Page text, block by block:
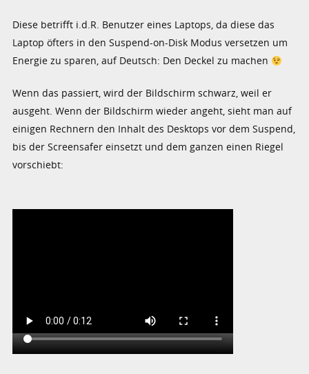
Diese betrifft i.d.R. Benutzer eines Laptops, da diese das
Laptop öfters in den Suspend-on-Disk Modus versetzen um
Energie zu sparen, auf Deutsch: Den Deckel zu machen
Wenn das passiert, wird der Bildschirm schwarz, weil er
ausgeht. Wenn der Bildschirm wieder angeht, sieht man auf
einigen Rechnern den Inhalt des Desktops vor dem Suspend,
bis der Screensafer einsetzt und dem ganzen einen Riegel
vorschiebt: